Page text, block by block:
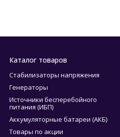
Каталог товаров
Стабилизаторы напряжения
Генераторы
Источники бесперебойного
питания (ИБП)
Аккумуляторные батареи (АКБ)
Товары по акции